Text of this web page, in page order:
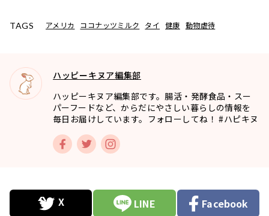
TAGS アメリカ ココナッツミルク タイ 健康 動物虐待
ハッピーキヌア編集部
ハッピーキヌア編集部です。腸活・発酵食品・スー
パーフードなど、からだにやさしい暮らしの情報を
毎日お届けしています。フォローしてね！ #ハピキヌ
LINE Facebook